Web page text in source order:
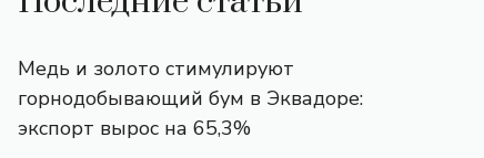
Медь и золото стимулируют
горнодобывающий бум в Эквадоре:
экспорт вырос на 65,3%